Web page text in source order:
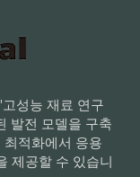
성능 재료 연구
발전 모델을 구축
적화에서 응용
제공할 수 있습니